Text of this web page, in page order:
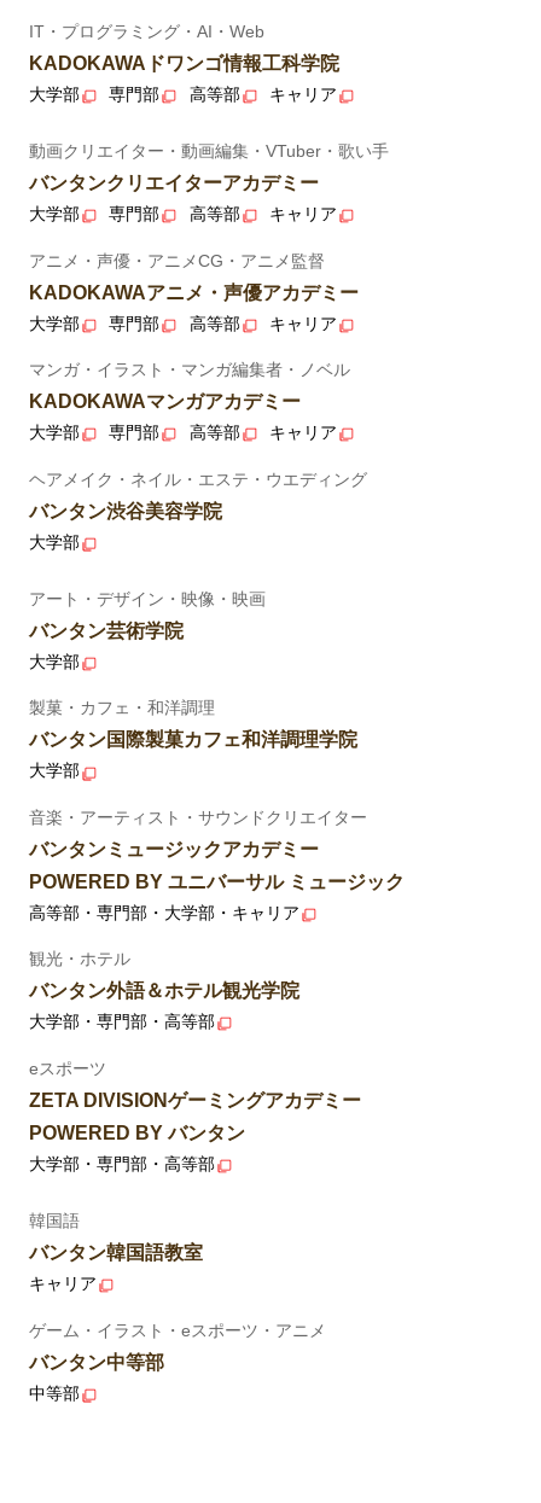
IT・プログラミング・AI・Web
KADOKAWAドワンゴ情報工科学院
大学部 専門部 高等部 キャリア
動画クリエイター・動画編集・VTuber・歌い手
バンタンクリエイターアカデミー
大学部 専門部 高等部 キャリア
アニメ・声優・アニメCG・アニメ監督
KADOKAWAアニメ・声優アカデミー
大学部 専門部 高等部 キャリア
マンガ・イラスト・マンガ編集者・ノベル
KADOKAWAマンガアカデミー
大学部 専門部 高等部 キャリア
ヘアメイク・ネイル・エステ・ウエディング
バンタン渋谷美容学院
大学部
アート・デザイン・映像・映画
バンタン芸術学院
大学部
製菓・カフェ・和洋調理
バンタン国際製菓カフェ和洋調理学院
大学部
音楽・アーティスト・サウンドクリエイター
バンタンミュージックアカデミー
POWERED BY ユニバーサル ミュージック
高等部・専門部・大学部・キャリア
観光・ホテル
バンタン外語＆ホテル観光学院
大学部・専門部・高等部
eスポーツ
ZETA DIVISIONゲーミングアカデミー
POWERED BY バンタン
大学部・専門部・高等部
韓国語
バンタン韓国語教室
キャリア
ゲーム・イラスト・eスポーツ・アニメ
バンタン中等部
中等部